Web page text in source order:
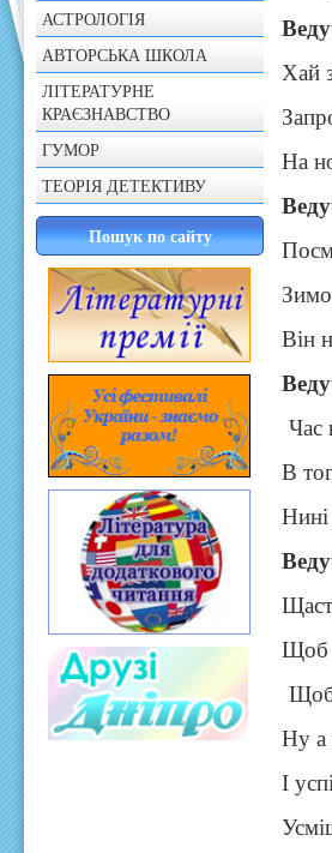
АСТРОЛОГІЯ
АВТОРСЬКА ШКОЛА
ЛІТЕРАТУРНЕ
КРАЄЗНАВСТВО
ГУМОР
ТЕОРІЯ ДЕТЕКТИВУ
Хай
На
Він
Час
В
Нині
Щоб
Щоб
Ну а
І